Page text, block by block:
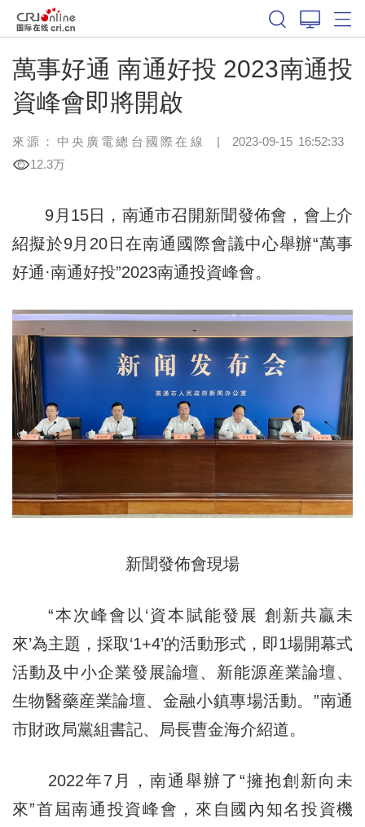
萬事好通 南通好投 2023南通投
資峰會即將開啟
來源：中央廣電總台國際在線 | 2023-09-15 16:52:33
12.3万
9月15日，南通市召開新聞發佈會，會上介
紹擬於9月20日在南通國際會議中心舉辦“萬事
好通·南通好投”2023南通投資峰會。
新聞發佈會現場
“本次峰會以‘資本賦能發展 創新共贏未
來’為主題，採取‘1+4’的活動形式，即1場開幕式
活動及中小企業發展論壇、新能源産業論壇、
生物醫藥産業論壇、金融小鎮專場活動。”南通
市財政局黨組書記、局長曹金海介紹道。
2022年7月，南通舉辦了“擁抱創新向未
來”首屆南通投資峰會，來自國內知名投資機